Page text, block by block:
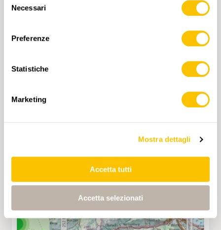
delNecessari
Preferenze
Statistiche
Marketing
Mostra dettagli
Accetta tutti
Accetta selezionati